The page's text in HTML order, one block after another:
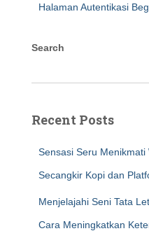
Halaman Autentikasi
Search
Recent Posts
Sensasi Seru Menikmati
Secangkir Kopi dan
Menjelajahi Seni Tata
Cara Meningkatkan